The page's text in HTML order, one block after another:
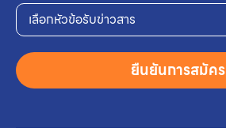
เลือกหัวข้อรับข่าวสาร
ยืนยันการสมัคร